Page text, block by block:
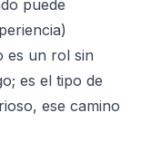
puede
es un rol sin
es el tipo de
ese camino